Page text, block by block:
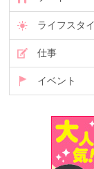
ライフスタ
仕事
イベント